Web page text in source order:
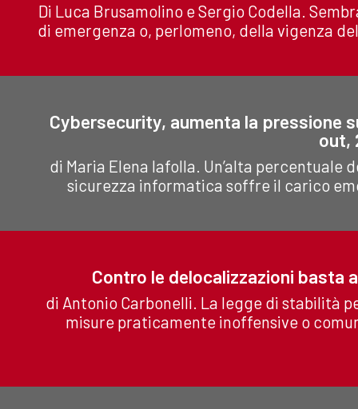
Di Luca Brusamolino e Sergio Codella.
di emergenza o, perlomeno, della vigenza
Cybersecurity, aumenta la pressione
out,
di Maria Elena Iafolla. Un’alta
sicurezza informatica soffre il carico
Contro le delocalizzazioni basta
di Antonio Carbonelli. La legge di stabilità
misure praticamente inoffensive o